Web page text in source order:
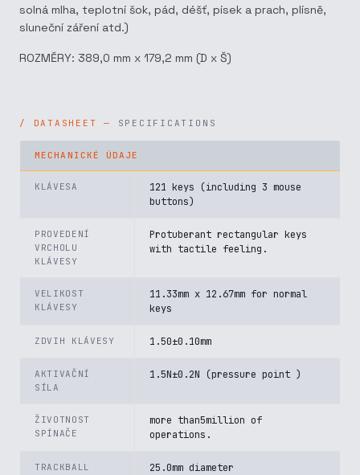
solná mlha, teplotní šok, pád, déšť, písek a prach, plísně,
sluneční záření atd.)
ROZMĚRY: 389,0 mm x 179,2 mm (D x Š)
SPECIFICATIONS
MECHANICKÉ ÚDAJE
KLÁVESA
121 keys (including 3 mouse
buttons)
PROVEDENÍ
VRCHOLU
KLÁVESY
Protuberant rectangular keys
with tactile feeling.
VELIKOST
KLÁVESY
11.33mm x 12.67mm for normal
keys
ZDVIH KLÁVESY 1.50±0.10mm
AKTIVAČNÍ
SÍLA
1.5N±0.2N (pressure point )
ŽIVOTNOST
SPÍNAČE
more than5million of
operations.
TRACKBALL 25.0mm diameter